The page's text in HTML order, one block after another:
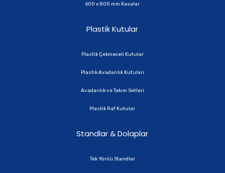
600 x 800 mm Kasalar
Plastik Kutular
Plastik Çekmeceli Kutular
Plastik Avadanlık Kutuları
Avadanlık ve Takım Setleri
Plastik Raf Kutular
Standlar & Dolaplar
Tek Yönlü Standlar